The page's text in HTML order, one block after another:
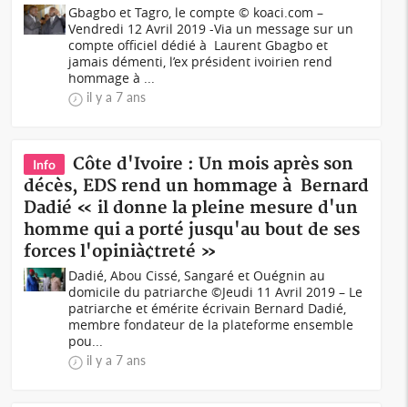
Gbagbo et Tagro, le compte © koaci.com –
Vendredi 12 Avril 2019 -Via un message sur un
compte officiel dédié à Laurent Gbagbo et
jamais démenti, l’ex président ivoirien rend
hommage à ...
il y a 7 ans
Info
Côte d'Ivoire : Un mois après son
décès, EDS rend un hommage à Bernard
Dadié « il donne la pleine mesure d'un
homme qui a porté jusqu'au bout de ses
forces l'opinià¢treté »
Dadié, Abou Cissé, Sangaré et Ouégnin au
domicile du patriarche ©Jeudi 11 Avril 2019 – Le
patriarche et émérite écrivain Bernard Dadié,
membre fondateur de la plateforme ensemble
pou...
il y a 7 ans